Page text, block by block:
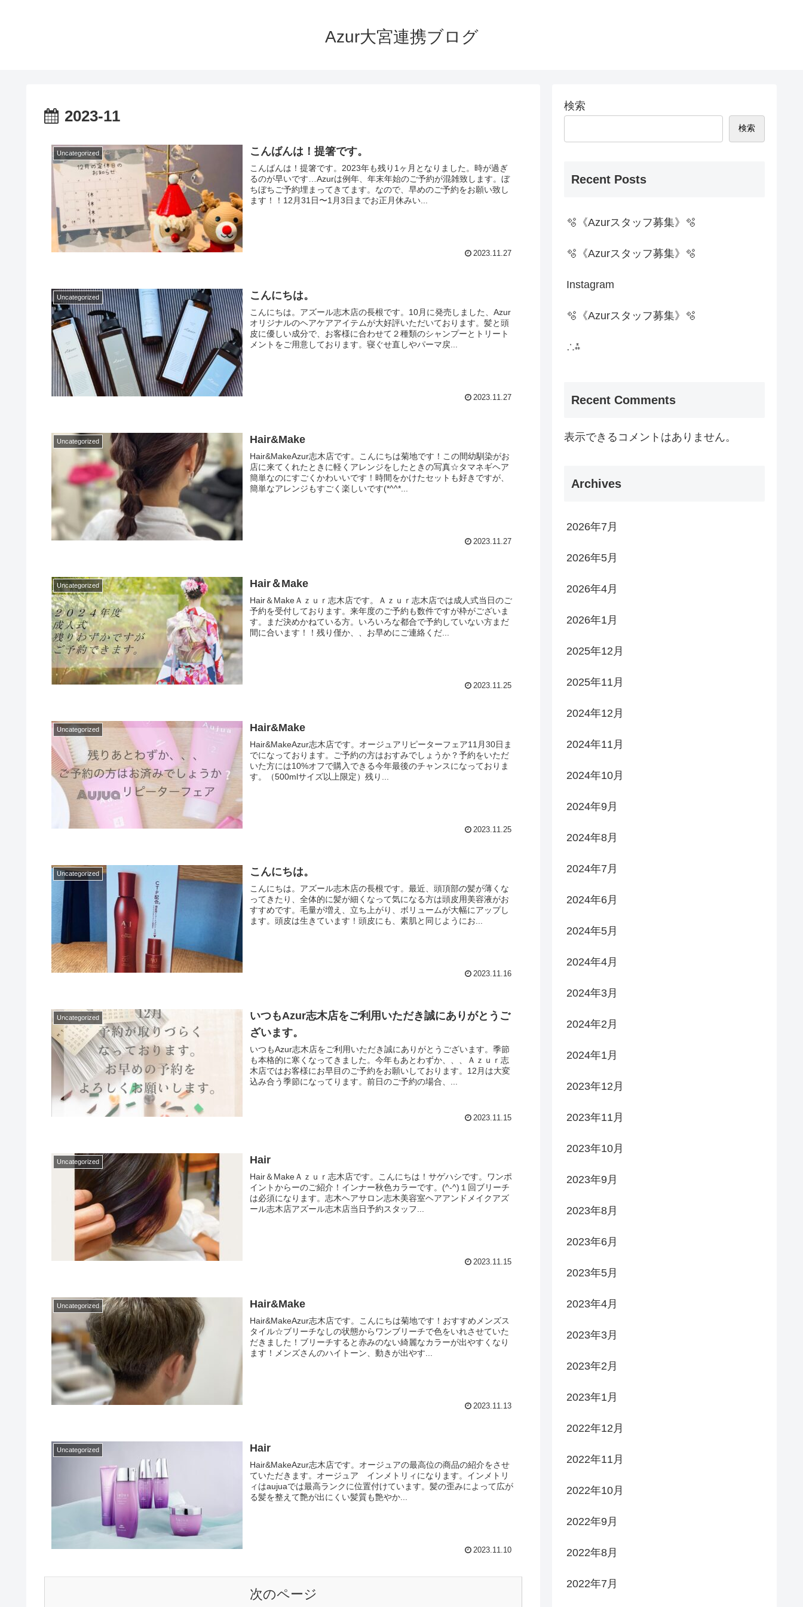
Azur大宮連携ブログ
2023-11
Uncategorized こんばんは！提箸です。
こんばんは！提箸です。2023年も残り1ヶ月となりました。時が過ぎ
るのが早いです…Azurは例年、年末年始のご予約が混雑致します。ぼ
ちぼちご予約埋まってきてます。なので、早めのご予約をお願い致し
ます！！12月31日〜1月3日までお正月休みい...
2023.11.27
Uncategorized こんにちは。
こんにちは。アズール志木店の長根です。10月に発売しました、Azur
オリジナルのヘアケアアイテムが大好評いただいております。髪と頭
皮に優しい成分で、お客様に合わせて２種類のシャンプーとトリート
メントをご用意しております。寝ぐせ直しやパーマ戻...
2023.11.27
Uncategorized Hair&Make
Hair&MakeAzur志木店です。こんにちは菊地です！この間幼馴染がお
店に来てくれたときに軽くアレンジをしたときの写真☆タマネギヘア
簡単なのにすごくかわいいです！時間をかけたセットも好きですが、
簡単なアレンジもすごく楽しいです(*^^*...
2023.11.27
Uncategorized Hair＆Make
Hair＆MakeＡｚｕｒ志木店です。Ａｚｕｒ志木店では成人式当日のご
予約を受付しております。来年度のご予約も数件ですが枠がございま
す。まだ決めかねている方。いろいろな都合で予約していない方まだ
間に合います！！残り僅か、、お早めにご連絡くだ...
2023.11.25
Uncategorized Hair&Make
Hair&MakeAzur志木店です。オージュアリピーターフェア11月30日ま
でになっております。ご予約の方はおすみでしょうか？予約をいただ
いた方には10%オフで購入できる今年最後のチャンスになっておりま
す。（500mlサイズ以上限定）残り...
2023.11.25
Uncategorized こんにちは。
こんにちは。アズール志木店の長根です。最近、頭頂部の髪が薄くな
ってきたり、全体的に髪が細くなって気になる方は頭皮用美容液がお
すすめです。毛量が増え、立ち上がり、ボリュームが大幅にアップし
ます。頭皮は生きています！頭皮にも、素肌と同じようにお...
2023.11.16
Uncategorized
いつもAzur志木店をご利用いただき誠にありがとうご
ざいます。
いつもAzur志木店をご利用いただき誠にありがとうございます。季節
も本格的に寒くなってきました。今年もあとわずか、、、Ａｚｕｒ志
木店ではお客様にお早目のご予約をお願いしております。12月は大変
込み合う季節になってります。前日のご予約の場合、...
2023.11.15
Uncategorized Hair
Hair＆MakeＡｚｕｒ志木店です。こんにちは！サゲハシです。ワンポ
イントからーのご紹介！インナー秋色カラーです。(^-^)１回ブリーチ
は必須になります。志木ヘアサロン志木美容室ヘアアンドメイクアズ
ール志木店アズール志木店当日予約スタッフ...
2023.11.15
Uncategorized Hair&Make
Hair&MakeAzur志木店です。こんにちは菊地です！おすすめメンズス
タイル☆ブリーチなしの状態からワンブリーチで色をいれさせていた
だきました！ブリーチすると赤みのない綺麗なカラーが出やすくなり
ます！メンズさんのハイトーン、動きが出やす...
2023.11.13
Uncategorized Hair
Hair&MakeAzur志木店です。オージュアの最高位の商品の紹介をさせ
ていただきます。オージュア インメトリィになります。インメトリ
ィはaujuaでは最高ランクに位置付けています。髪の歪みによって広が
る髪を整えて艶が出にくい髪質も艶やか...
2023.11.10
次のページ
検索
検索
Recent Posts
🫧《Azurスタッフ募集》🫧
🫧《Azurスタッフ募集》🫧
Instagram
🫧《Azurスタッフ募集》🫧
∴⁂
Recent Comments
表示できるコメントはありません。
Archives
2026年7月
2026年5月
2026年4月
2026年1月
2025年12月
2025年11月
2024年12月
2024年11月
2024年10月
2024年9月
2024年8月
2024年7月
2024年6月
2024年5月
2024年4月
2024年3月
2024年2月
2024年1月
2023年12月
2023年11月
2023年10月
2023年9月
2023年8月
2023年6月
2023年5月
2023年4月
2023年3月
2023年2月
2023年1月
2022年12月
2022年11月
2022年10月
2022年9月
2022年8月
2022年7月